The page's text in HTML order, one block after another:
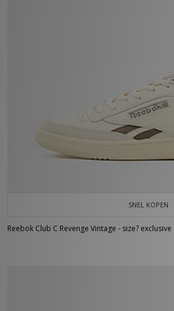
SNEL KOPEN
Reebok Club C Revenge Vintage - size? exclusive